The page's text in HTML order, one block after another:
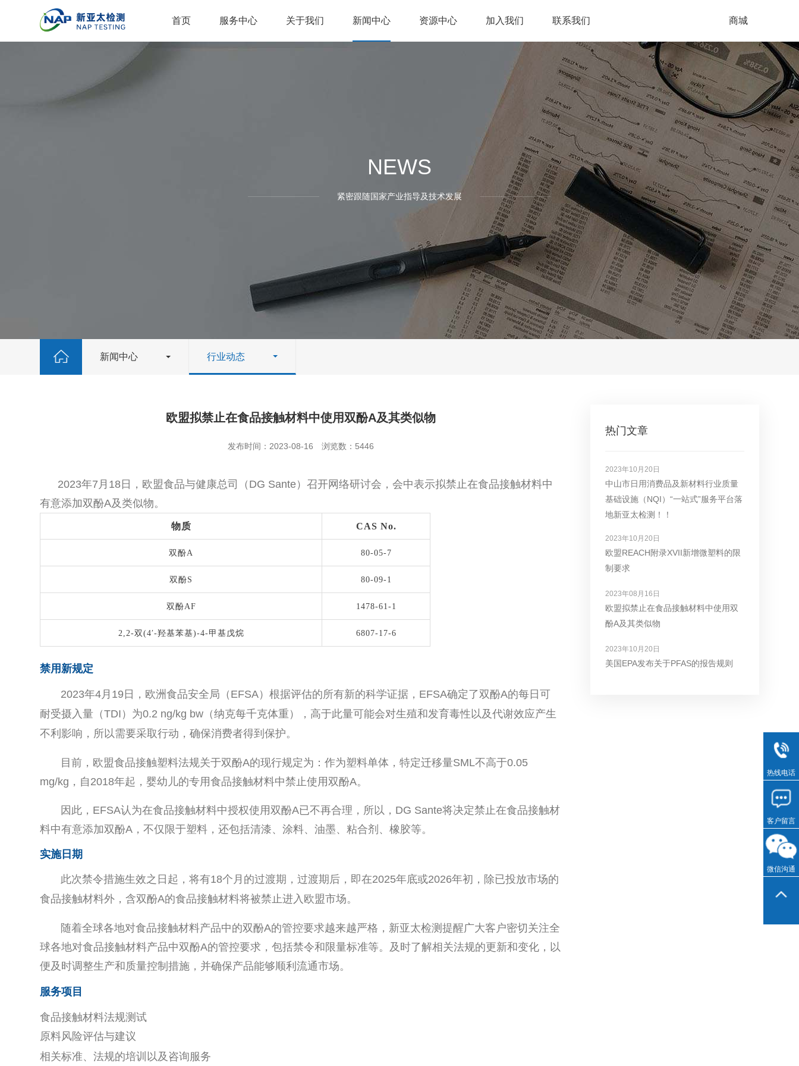
首页 服务中心 关于我们 新闻中心 资源中心 加入我们 联系我们 商城
NEWS
紧密跟随国家产业指导及技术发展
新闻中心 行业动态
欧盟拟禁止在食品接触材料中使用双酚A及其类似物
发布时间：2023-08-16 浏览数：5446
2023年7月18日，欧盟食品与健康总司（DG Sante）召开网络研讨会，会中表示拟禁止在食品接触材料中
有意添加双酚A及类似物。
物质 CAS No.
双酚A 80-05-7
双酚S 80-09-1
双酚AF 1478-61-1
2,2-双(4′-羟基苯基)-4-甲基戊烷 6807-17-6
禁用新规定
2023年4月19日，欧洲食品安全局（EFSA）根据评估的所有新的科学证据，EFSA确定了双酚A的每日可
耐受摄入量（TDI）为0.2 ng/kg bw（纳克每千克体重），高于此量可能会对生殖和发育毒性以及代谢效应产生
不利影响，所以需要采取行动，确保消费者得到保护。
目前，欧盟食品接触塑料法规关于双酚A的现行规定为：作为塑料单体，特定迁移量SML不高于0.05
mg/kg，自2018年起，婴幼儿的专用食品接触材料中禁止使用双酚A。
因此，EFSA认为在食品接触材料中授权使用双酚A已不再合理，所以，DG Sante将决定禁止在食品接触材
料中有意添加双酚A，不仅限于塑料，还包括清漆、涂料、油墨、粘合剂、橡胶等。
实施日期
此次禁令措施生效之日起，将有18个月的过渡期，过渡期后，即在2025年底或2026年初，除已投放市场的
食品接触材料外，含双酚A的食品接触材料将被禁止进入欧盟市场。
随着全球各地对食品接触材料产品中的双酚A的管控要求越来越严格，新亚太检测提醒广大客户密切关注全
球各地对食品接触材料产品中双酚A的管控要求，包括禁令和限量标准等。及时了解相关法规的更新和变化，以
便及时调整生产和质量控制措施，并确保产品能够顺利流通市场。
服务项目
食品接触材料法规测试
原料风险评估与建议
相关标准、法规的培训以及咨询服务
热门文章
2023年10月20日
中山市日用消费品及新材料行业质量
基础设施（NQI）“一站式”服务平台落
地新亚太检测！！
2023年10月20日
欧盟REACH附录XVII新增微塑料的限
制要求
2023年08月16日
欧盟拟禁止在食品接触材料中使用双
酚A及其类似物
2023年10月20日
美国EPA发布关于PFAS的报告规则
热线电话
客户留言
微信沟通